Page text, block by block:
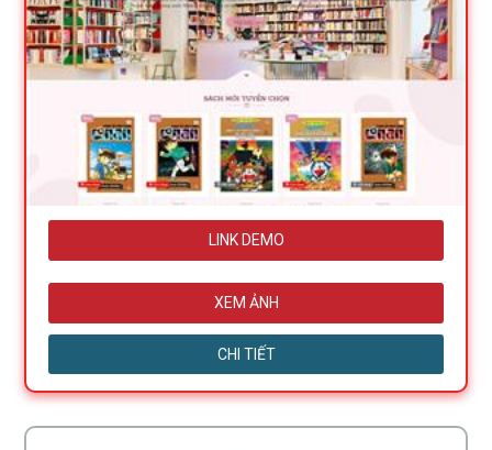
LINK DEMO
XEM ẢNH
CHI TIẾT